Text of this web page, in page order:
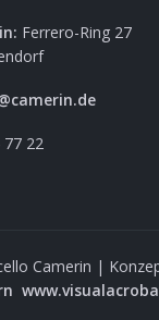
Ferrero-Ring 27
77 22
Camerin |